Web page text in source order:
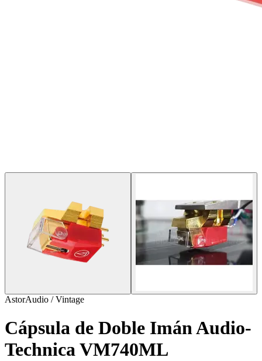
AstorAudio / Vintage
Cápsula de Doble Imán Audio-
Technica VM740ML